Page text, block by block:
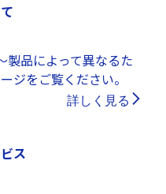
製品によって異なるた
ジをご覧ください。
詳しく見る
ス